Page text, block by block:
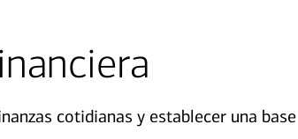
cotidianas y establecer una base